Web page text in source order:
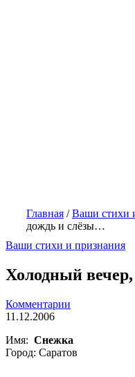
Главная /Ваши стихи
дождь и слёзы…
Ваши стихи и признания
Холодный
Комментарии
11.12.2006
Имя: Снежка
Город: Саратов